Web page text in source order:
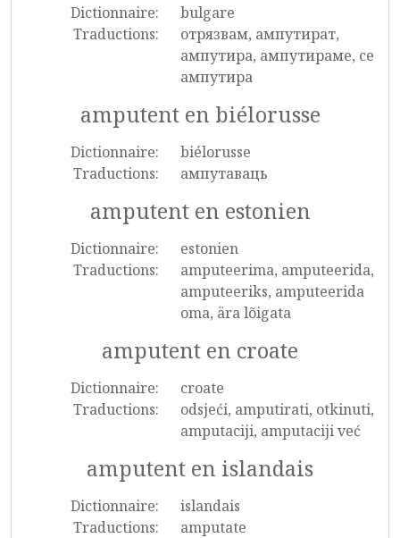
Dictionnaire:
bulgare
Traductions:
отрязвам, ампутират,
ампутира, ампутираме, се
ампутира
amputent en biélorusse
Dictionnaire:
biélorusse
Traductions:
ампутаваць
amputent en estonien
Dictionnaire:
estonien
Traductions:
amputeerima, amputeerida,
amputeeriks, amputeerida
oma, ära lõigata
amputent en croate
Dictionnaire:
croate
Traductions:
odsjeći, amputirati, otkinuti,
amputaciji, amputaciji već
amputent en islandais
Dictionnaire:
islandais
Traductions:
amputate